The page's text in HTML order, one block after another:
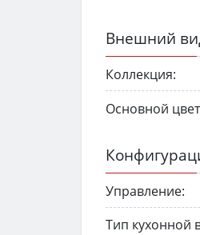
Внешний
Коллекция:
Основной
Управление:
Тип кухонной